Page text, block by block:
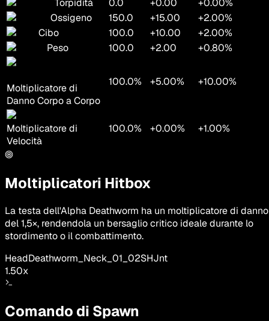
Torpidità
0.0 +0.00
+0.00%
Ossigeno
150.0 +15.00
+2.00%
Cibo
100.0 +10.00
+2.00%
Peso
100.0 +2.00 +0.80%
Moltiplicatore di
Danno Corpo a Corpo
100.0% +5.00% +10.00%
Moltiplicatore di
Velocità
100.0% +0.00% +1.00%
Moltiplicatori Hitbox
La testa dell'Alpha Deathworm ha un moltiplicatore di danno
del 1,5×, rendendola un bersaglio critico ideale durante lo
stordimento o il combattimento.
HeadDeathworm_Neck_01_02SHJnt
1.50x
Comando di Spawn